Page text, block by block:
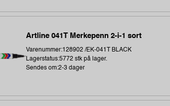
Artline 041T Merkepenn 2-i-1 sort
Varenummer:128902 /EK-041T BLACK
Lagerstatus:5772 stk på lager.
Sendes om:2-3 dager